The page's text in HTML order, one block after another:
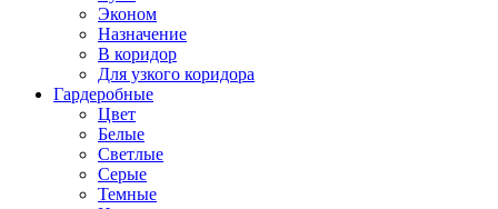
Эконом
Назначение
В коридор
Для узкого коридора
Гардеробные
Цвет
Белые
Светлые
Серые
Темные